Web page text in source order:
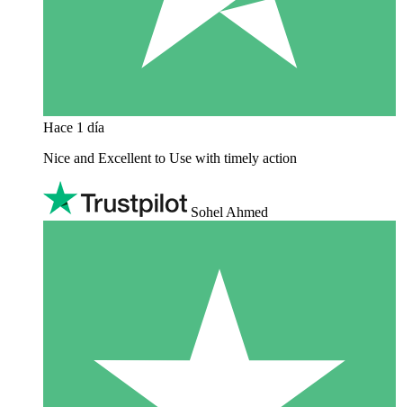
Hace 1 día
Nice and Excellent to Use with timely action
Sohel Ahmed